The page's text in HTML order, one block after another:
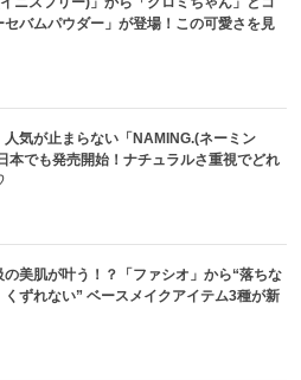
セバムパウダー」が登場！この可愛さを見
人気が止まらない「NAMING.(ネーミン
本でも発売開始！ナチュラルさ重視でどれ
美肌が叶う！？「ファシオ」から“落ちな
くずれない” ベースメイクアイテム3種が新